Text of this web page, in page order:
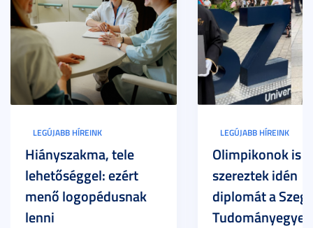
LEGÚJABB HÍREINK
Hiányszakma, tele
lehetőséggel: ezért
menő logopédusnak
lenni
LEGÚJABB HÍREINK
Olimpikonok is
szereztek idén
diplomát a